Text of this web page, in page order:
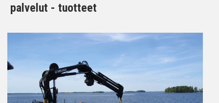
palvelut - tuotteet